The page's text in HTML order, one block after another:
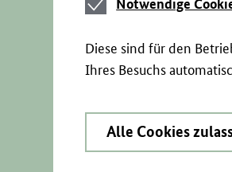
Cookies
Notwendige
Diese sind für den
Ihres Besuchs
Alle Cookies